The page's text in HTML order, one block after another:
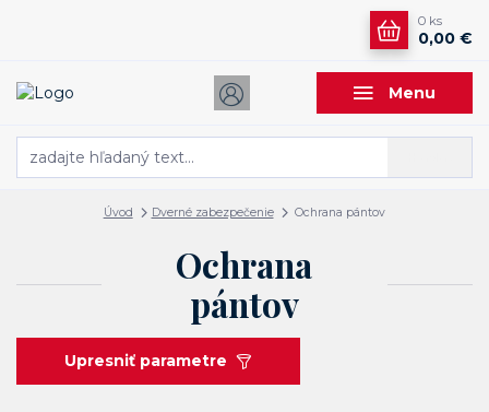
Menu
0 ks
0,00 €
Úvod Dverné zabezpečenie Ochrana pántov
Ochrana
pántov
Upresniť parametre